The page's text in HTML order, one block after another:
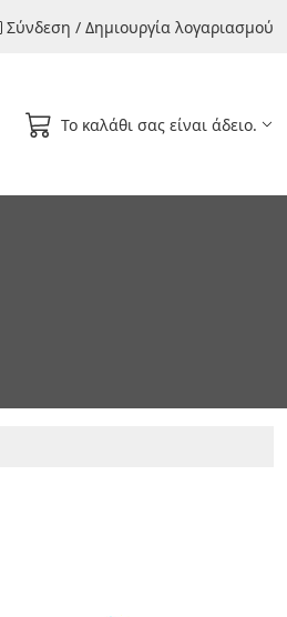
Σύνδεση / Δημιουργία λογαριασμού
Το καλάθι σας είναι άδειο.